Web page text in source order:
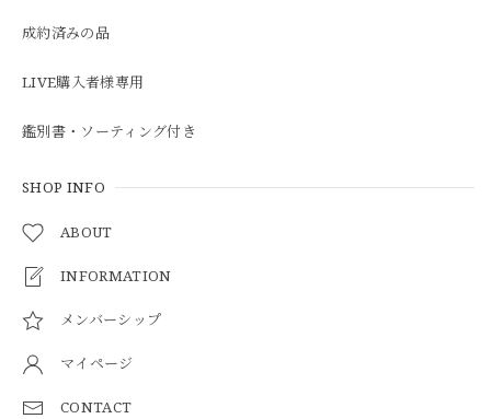
成約済みの品
LIVE購入者様専用
鑑別書・ソーティング付き
SHOP INFO
ABOUT
INFORMATION
メンバーシップ
マイページ
CONTACT